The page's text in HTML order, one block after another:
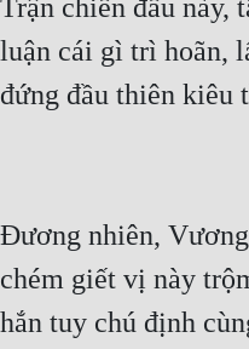
Hậu Cung
Truyện Convert
Truyện ngắn
Xa Lộ Dịch
Trận chiến đấu này,
luận cái gì trì hoãn,
đứng đầu thiên kiêu
Đương nhiên,
chém giết vị này
hắn tuy chú định